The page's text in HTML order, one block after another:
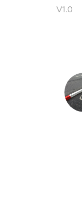
V1.0